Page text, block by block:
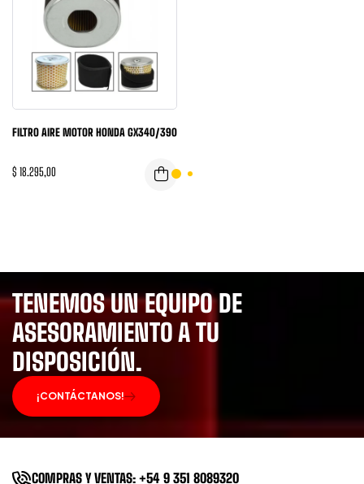
FILTRO AIRE MOTOR HONDA GX340/390
$ 18.295,00
TENEMOS UN EQUIPO DE
ASESORAMIENTO A TU
DISPOSICIÓN.
¡CONTÁCTANOS!
COMPRAS Y VENTAS: +54 9 351 8089320